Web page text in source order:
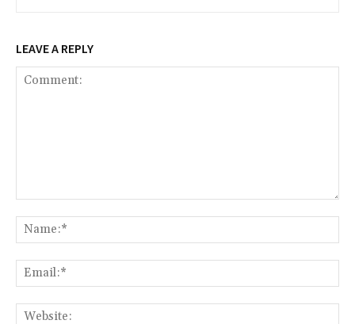
LEAVE A REPLY